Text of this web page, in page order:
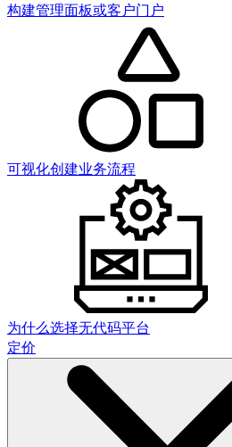
构建管理面板或客户门户
可视化创建业务流程
为什么选择无代码平台
定价